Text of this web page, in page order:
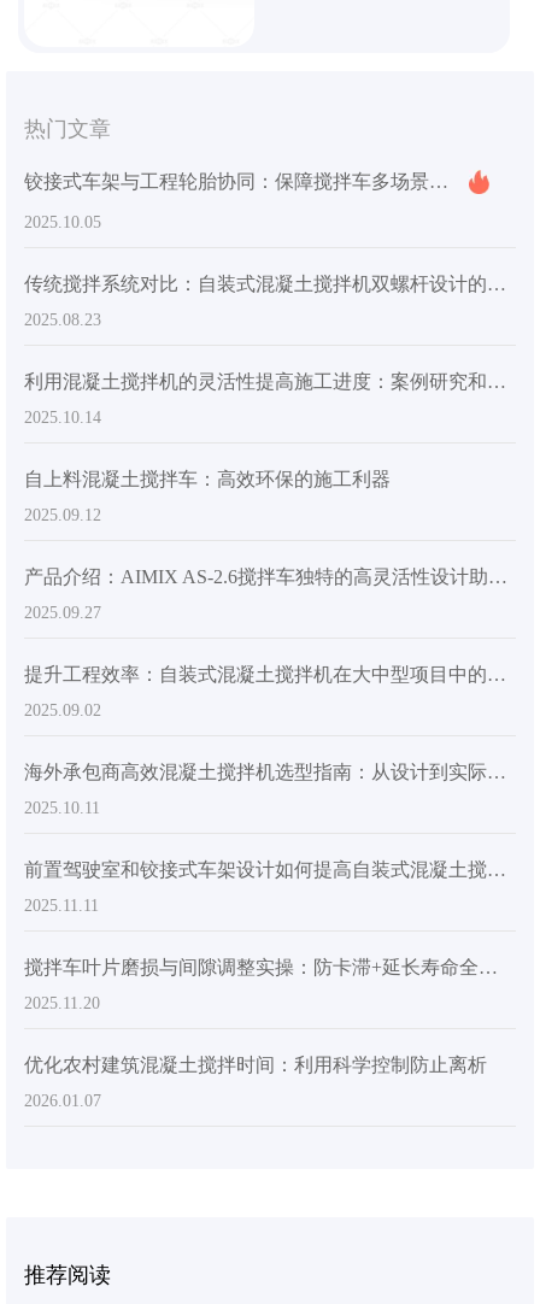
热门文章
铰接式车架与工程轮胎协同：保障搅拌车多场景作业的灵活性和抓地力
2025.10.05
传统搅拌系统对比：自装式混凝土搅拌机双螺杆设计的核心优势
2025.08.23
利用混凝土搅拌机的灵活性提高施工进度：案例研究和数据分析
2025.10.14
自上料混凝土搅拌车：高效环保的施工利器
2025.09.12
产品介绍：AIMIX AS-2.6搅拌车独特的高灵活性设计助推全球混凝土施工升级
2025.09.27
提升工程效率：自装式混凝土搅拌机在大中型项目中的实际应用
2025.09.02
海外承包商高效混凝土搅拌机选型指南：从设计到实际应用
2025.10.11
前置驾驶室和铰接式车架设计如何提高自装式混凝土搅拌车的操作安全性和灵活性
2025.11.11
搅拌车叶片磨损与间隙调整实操：防卡滞+延长寿命全流程指南
2025.11.20
优化农村建筑混凝土搅拌时间：利用科学控制防止离析
2026.01.07
推荐阅读